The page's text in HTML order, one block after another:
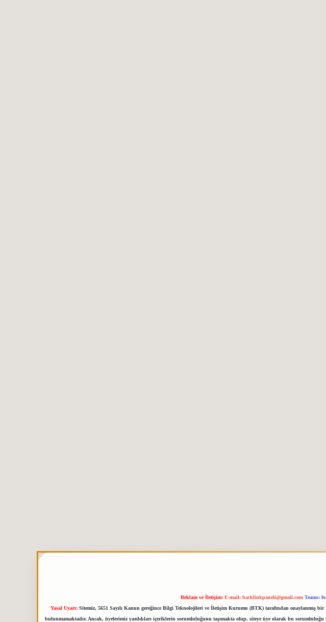
Reklam ve İletişim: E-mail: backlinkpaneli@gmail.com Teams:
Yasal Uyarı: Sitemiz, 5651 Sayılı Kanun gereğince Bilgi Teknolojileri ve İletişim Kurumu (BTK) tarafından onaylanmış
bulunmamaktadır. Ancak, üyelerimiz yazdıkları içeriklerin sorumluluğunu taşımakta olup, siteye üye olarak bu